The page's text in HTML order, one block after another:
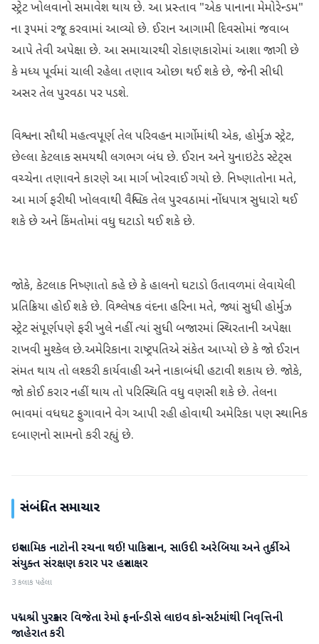
સ્ટ્રેટ ખોલવાનો સમાવેશ થાય છે. આ પ્રસ્તાવ "એક પાનાના મેમોરેન્ડમ"
ના રૂપમાં રજૂ કરવામાં આવ્યો છે. ઈરાન આગામી દિવસોમાં જવાબ
આપે તેવી અપેક્ષા છે. આ સમાચારથી રોકાણકારોમાં આશા જાગી છે
કે મધ્ય પૂર્વમાં ચાલી રહેલા તણાવ ઓછા થઈ શકે છે, જેની સીધી
અસર તેલ પુરવઠા પર પડશે.
વિશ્વના સૌથી મહત્વપૂર્ણ તેલ પરિવહન માર્ગોમાંથી એક, હોર્મુઝ સ્ટ્રેટ,
છેલ્લા કેટલાક સમયથી લગભગ બંધ છે. ઈરાન અને યુનાઇટેડ સ્ટેટ્સ
વચ્ચેના તણાવને કારણે આ માર્ગ ખોરવાઈ ગયો છે. નિષ્ણાતોના મતે,
આ માર્ગ ફરીથી ખોલવાથી વૈશ્વિક તેલ પુરવઠામાં નોંધપાત્ર સુધારો થઈ
શકે છે અને કિંમતોમાં વધુ ઘટાડો થઈ શકે છે.
જોકે, કેટલાક નિષ્ણાતો કહે છે કે હાલનો ઘટાડો ઉતાવળમાં લેવાયેલી
પ્રતિક્રિયા હોઈ શકે છે. વિશ્લેષક વંદના હરિના મતે, જ્યાં સુધી હોર્મુઝ
સ્ટ્રેટ સંપૂર્ણપણે ફરી ખુલે નહીં ત્યાં સુધી બજારમાં સ્થિરતાની અપેક્ષા
રાખવી મુશ્કેલ છે.અમેરિકાના રાષ્ટ્રપતિએ સંકેત આપ્યો છે કે જો ઈરાન
સંમત થાય તો લશ્કરી કાર્યવાહી અને નાકાબંધી હટાવી શકાય છે. જોકે,
જો કોઈ કરાર નહીં થાય તો પરિસ્થિતિ વધુ વણસી શકે છે. તેલના
ભાવમાં વધઘટ ફુગાવાને વેગ આપી રહી હોવાથી અમેરિકા પણ સ્થાનિક
દબાણનો સામનો કરી રહ્યું છે.
સંબંધિત સમાચાર
આંતરરાષ્ટ્રીય
ઇસ્લામિક નાટોની રચના થઈ! પાકિસ્તાન, સાઉદી અરેબિયા અને તુર્કીએ
સંયુક્ત સંરક્ષણ કરાર પર હસ્તાક્ષર
3 કલાક પહેલા
આંતરરાષ્ટ્રીય
પદ્મશ્રી પુરસ્કાર વિજેતા રેમો ફર્નાન્ડીસે લાઇવ કોન્સર્ટમાંથી નિવૃત્તિની
જાહેરાત કરી